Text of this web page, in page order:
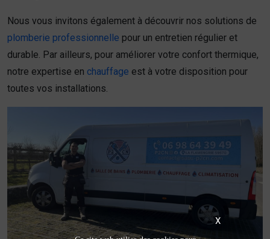
Nous vous invitons également à découvrir nos solutions de
plomberie professionnelle pour un entretien régulier et
durable. Par ailleurs, pour améliorer votre confort thermique,
notre expertise en chauffage est à votre disposition pour
toutes vos installations.
X